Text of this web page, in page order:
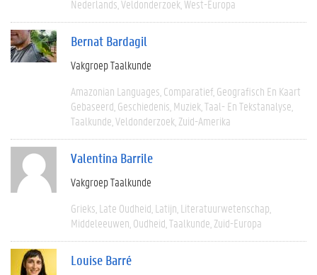
Nederlands Veldonderzoek West-Europa
Bernat Bardagil
Vakgroep Taalkunde
Amazonian Languages Comparatief Geografisch En Kaart
Gebaseerd Geschiedenis Muziek Taal- En Tekstanalyse
Taalkunde Veldonderzoek Zuid-Amerika
Valentina Barrile
Vakgroep Taalkunde
Grieks Late Oudheid Latijn Literatuurwetenschap
Middeleeuwen Oudheid Taalkunde Zuid-Europa
Louise Barré